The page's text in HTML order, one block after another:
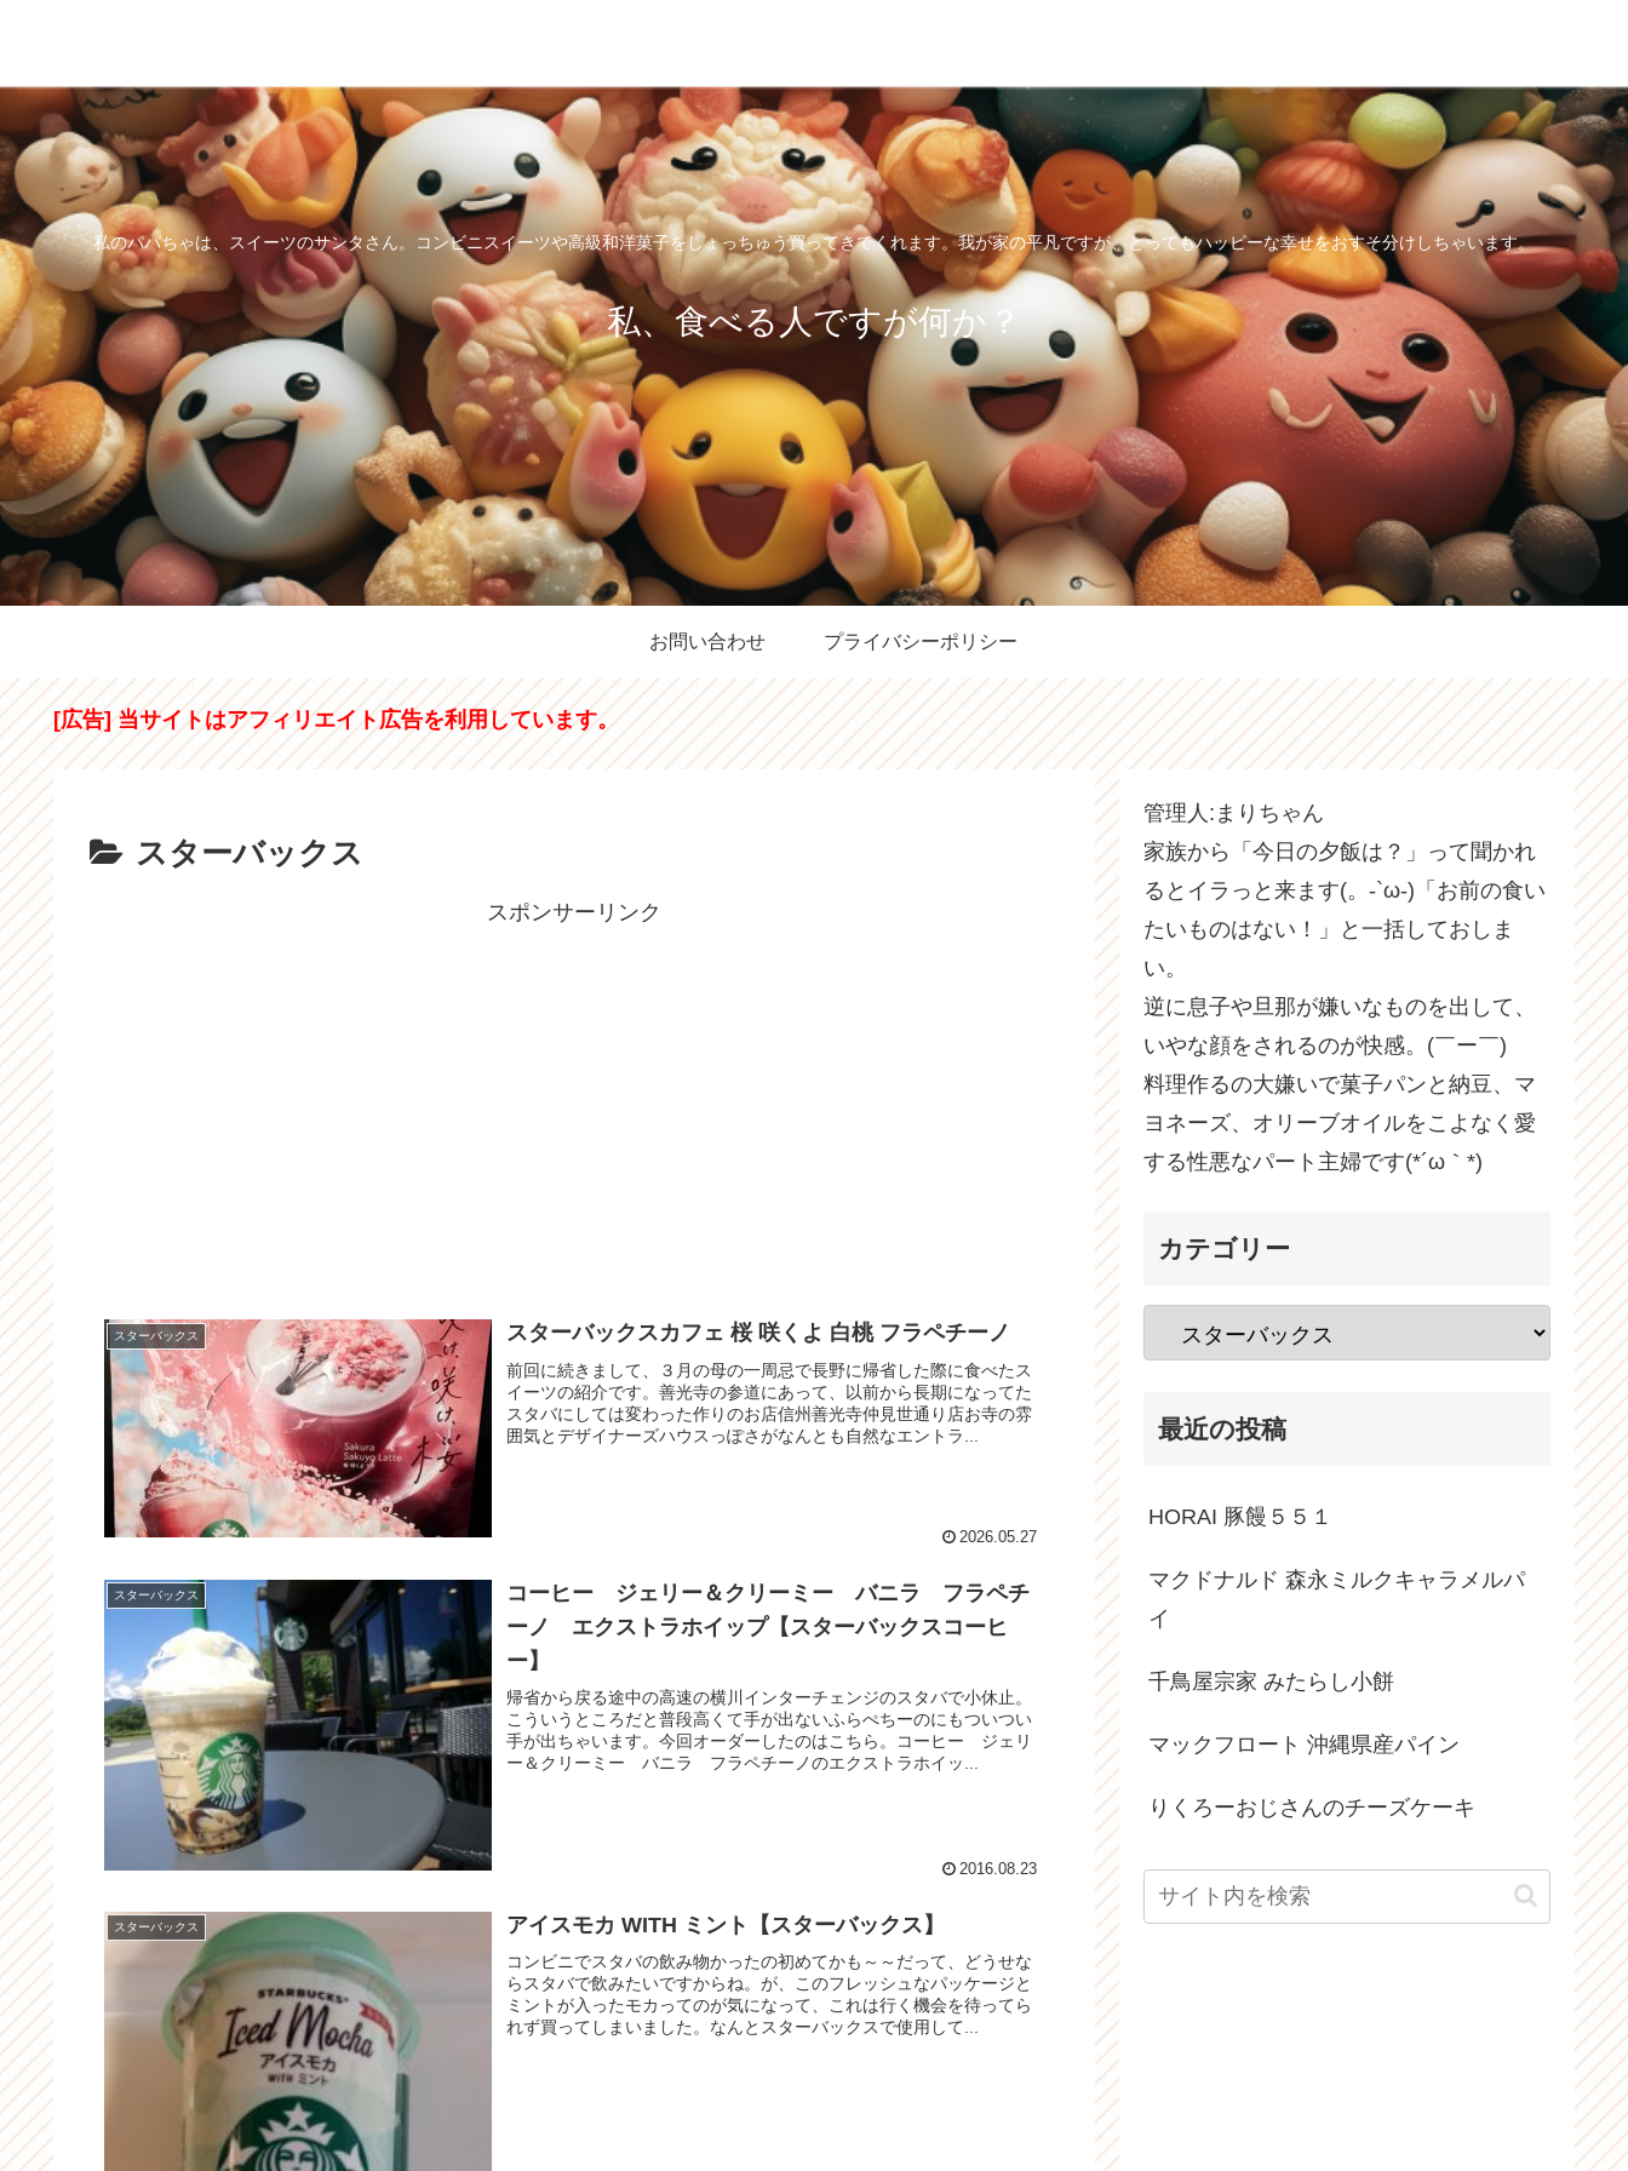
私のパパちゃは、スイーツのサンタさん。コンビニスイーツや高級和洋菓子をしょっちゅう買ってきてくれます。我が家の平凡ですが、とってもハッピーな幸せをおすそ分けしちゃいます。
私、食べる人ですが何か？
お問い合わせ プライバシーポリシー
[広告] 当サイトはアフィリエイト広告を利用しています。
スターバックス
スポンサーリンク
スターバックス スターバックスカフェ 桜 咲くよ 白桃 フラペチーノ
前回に続きまして、３月の母の一周忌で長野に帰省した際に食べたス
イーツの紹介です。善光寺の参道にあって、以前から長期になってた
スタバにしては変わった作りのお店信州善光寺仲見世通り店お寺の雰
囲気とデザイナーズハウスっぽさがなんとも自然なエントラ...
2026.05.27
スターバックス
コーヒー ジェリー＆クリーミー バニラ フラペチ
ーノ エクストラホイップ【スターバックスコーヒ
ー】
帰省から戻る途中の高速の横川インターチェンジのスタバで小休止。
こういうところだと普段高くて手が出ないふらぺちーのにもついつい
手が出ちゃいます。今回オーダーしたのはこちら。コーヒー ジェリ
ー＆クリーミー バニラ フラペチーノのエクストラホイッ...
2016.08.23
スターバックス アイスモカ WITH ミント【スターバックス】
コンビニでスタバの飲み物かったの初めてかも～～だって、どうせな
らスタバで飲みたいですからね。が、このフレッシュなパッケージと
ミントが入ったモカってのが気になって、これは行く機会を待ってら
れず買ってしまいました。なんとスターバックスで使用して...
管理人:まりちゃん
家族から「今日の夕飯は？」って聞かれ
るとイラっと来ます(。-`ω-)「お前の食い
たいものはない！」と一括しておしま
い。
逆に息子や旦那が嫌いなものを出して、
いやな顔をされるのが快感。(￣ー￣)
料理作るの大嫌いで菓子パンと納豆、マ
ヨネーズ、オリーブオイルをこよなく愛
する性悪なパート主婦です(*´ω｀*)
カテゴリー
最近の投稿
HORAI 豚饅５５１
マクドナルド 森永ミルクキャラメルパ
イ
千鳥屋宗家 みたらし小餅
マックフロート 沖縄県産パイン
りくろーおじさんのチーズケーキ